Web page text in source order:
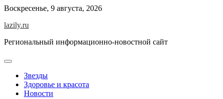
Skip
content
Воскресенье, 9 августа, 2026
lazily.ru
Региональный информационно-новостной сайт
Звезды
Здоровье и красота
Новости